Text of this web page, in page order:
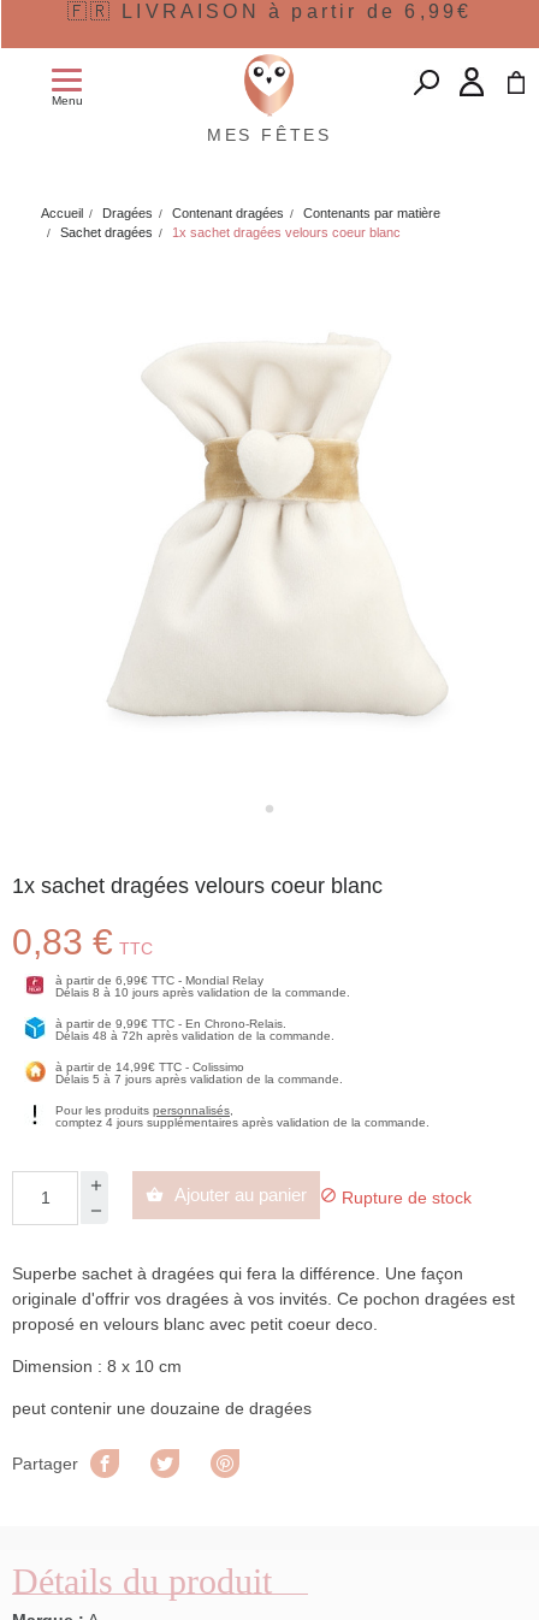
🇫🇷 LIVRAISON à partir de 6,99€
Menu
MES FÊTES
Accueil Dragées Contenant dragées
Contenants par matière
Sachet dragées
1x sachet dragées velours coeur blanc
1x sachet dragées velours coeur blanc
0,83 € TTC
à partir de 6,99€ TTC - Mondial Relay
Délais 8 à 10 jours après validation de la commande.
à partir de 9,99€ TTC - En Chrono-Relais.
Délais 48 à 72h après validation de la commande.
à partir de 14,99€ TTC - Colissimo
Délais 5 à 7 jours après validation de la commande.
Pour les produits personnalisés
comptez 4 jours supplémentaires après validation de la commande.
 Ajouter au panier  Rupture de stock
Superbe sachet à dragées qui fera la différence. Une façon
originale d'offrir vos dragées à vos invités. Ce pochon dragées est
proposé en velours blanc avec petit coeur deco.
Dimension : 8 x 10 cm
peut contenir une douzaine de dragées
Partager Partager Tweet
Détails du produit